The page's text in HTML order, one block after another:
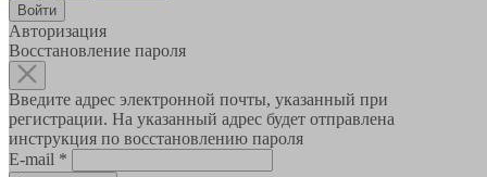
Авторизация
Восстановление пароля
Введите адрес электронной почты, указанный при
регистрации. На указанный адрес будет отправлена
инструкция по восстановлению пароля
E-mail *